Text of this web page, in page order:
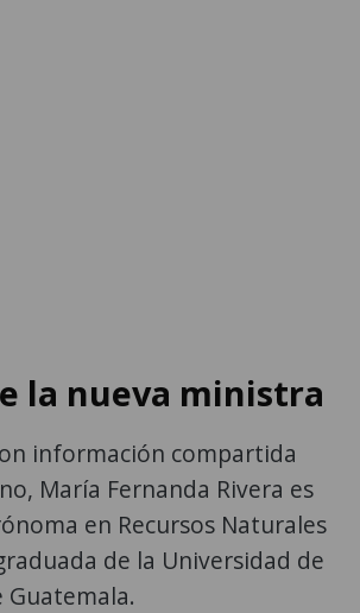
la nueva ministra
información compartida
María Fernanda Rivera es
en Recursos Naturales
de la Universidad de
Guatemala.